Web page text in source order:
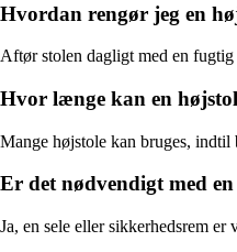
Hvordan rengør jeg en
Aftør stolen dagligt med en
Hvor længe kan en
Mange højstole kan bruges, indtil
Er det nødvendigt med en
Ja, en sele eller sikkerhedsrem